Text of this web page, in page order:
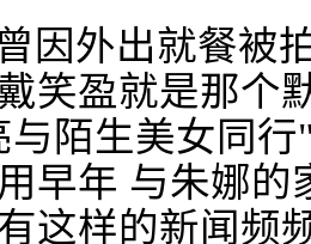
因外出就餐被
笑盈就是那个
陌生美女同
早年 与朱娜
这样的新闻频